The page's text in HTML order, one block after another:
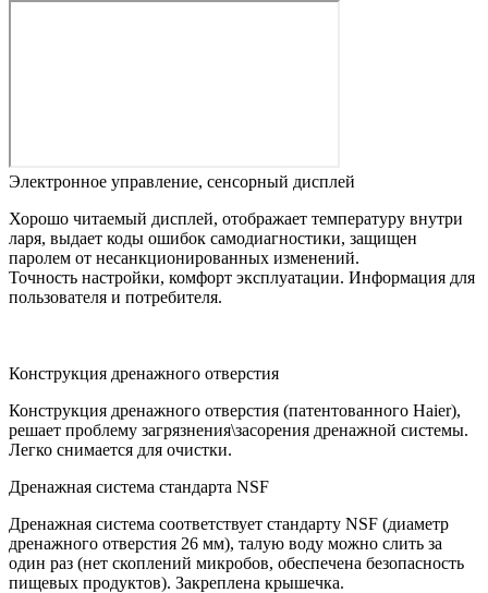
Электронное управление, сенсорный дисплей
Хорошо читаемый дисплей, отображает температуру внутри
ларя, выдает коды ошибок самодиагностики, защищен
паролем от несанкционированных изменений.
Точность настройки, комфорт эксплуатации. Информация для
пользователя и потребителя.
Конструкция дренажного отверстия
Конструкция дренажного отверстия (патентованного Haier),
решает проблему загрязнения\засорения дренажной системы.
Легко снимается для очистки.
Дренажная система стандарта NSF
Дренажная система соответствует стандарту NSF (диаметр
дренажного отверстия 26 мм), талую воду можно слить за
один раз (нет скоплений микробов, обеспечена безопасность
пищевых продуктов). Закреплена крышечка.